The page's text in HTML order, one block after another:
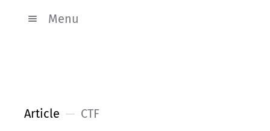
Menu
Article CTF